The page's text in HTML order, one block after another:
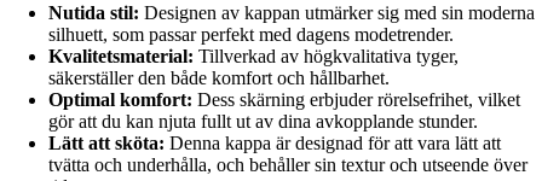
Nutida stil: Designen av kappan utmärker sig med sin moderna
silhuett, som passar perfekt med dagens modetrender.
Kvalitetsmaterial: Tillverkad av högkvalitativa tyger,
säkerställer den både komfort och hållbarhet.
Optimal komfort: Dess skärning erbjuder rörelsefrihet, vilket
gör att du kan njuta fullt ut av dina avkopplande stunder.
Lätt att sköta: Denna kappa är designad för att vara lätt att
tvätta och underhålla, och behåller sin textur och utseende över